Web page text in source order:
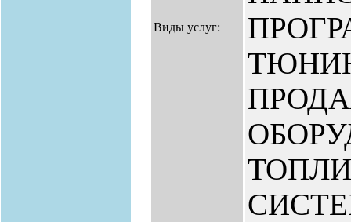
Виды услуг: